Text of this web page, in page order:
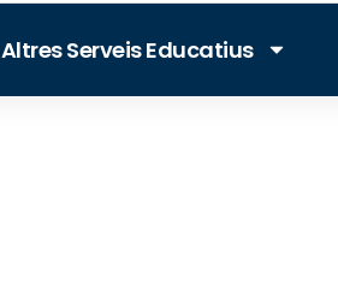
Altres Serveis Educatius